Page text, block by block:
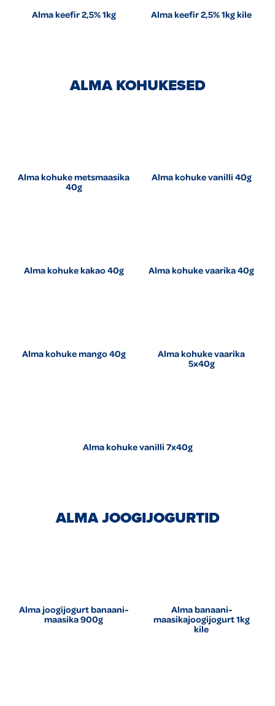
Alma keefir 2,5% 1kg Alma keefir 2,5% 1kg kile
ALMA KOHUKESED
Alma kohuke metsmaasika
40g
Alma kohuke vanilli 40g
Alma kohuke kakao 40g Alma kohuke vaarika 40g
Alma kohuke mango 40g
Alma kohuke vaarika
5x40g
Alma kohuke vanilli 7x40g
ALMA JOOGIJOGURTID
Alma joogijogurt banaani-
maasika 900g
Alma banaani-
maasikajoogijogurt 1kg
kile